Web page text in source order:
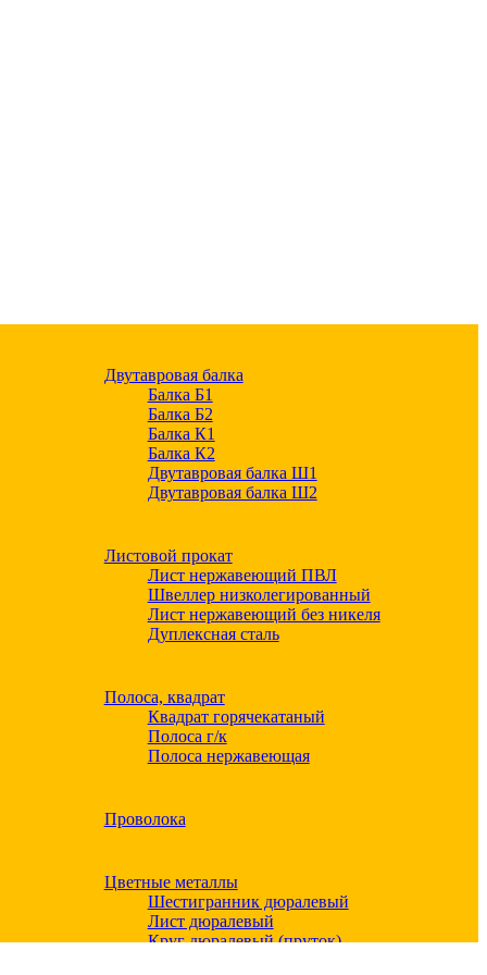
Двутавровая балка
Балка Б1
Балка Б2
Балка К1
Балка К2
Двутавровая балка Ш1
Двутавровая балка Ш2
Листовой прокат
Лист нержавеющий ПВЛ
Швеллер низколегированный
Лист нержавеющий без никеля
Дуплексная сталь
Полоса, квадрат
Квадрат горячекатаный
Полоса г/к
Полоса нержавеющая
Проволока
Цветные металлы
Шестигранник дюралевый
Лист дюралевый
Круг дюралевый (пруток)